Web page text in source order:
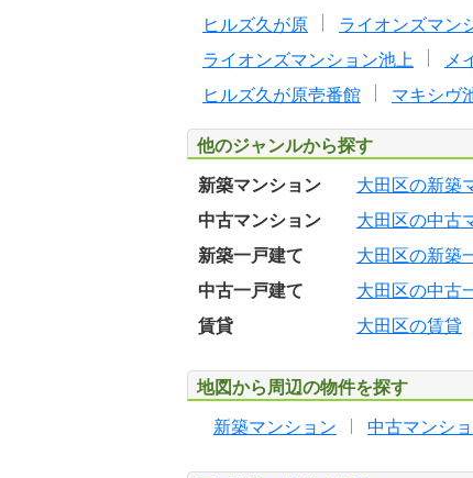
ヒルズ久が原
ライオンズマン
ライオンズマンション池上
メ
ヒルズ久が原壱番館
マキシヴ
他のジャンルから探す
新築マンション 大田区の新築
中古マンション
大田区の中古
新築一戸建て
大田区の新築
中古一戸建て
大田区の中古
賃貸
大田区の賃貸
地図から周辺の物件を探す
新築マンション 中古マンシ